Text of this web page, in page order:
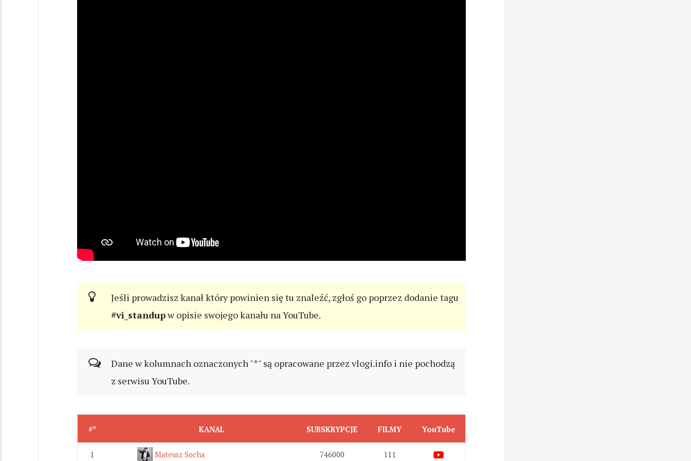
Jeśli prowadzisz kanał który powinien się tu znaleźć, zgłoś go poprzez dodanie tagu
#vi_standupw opisie swojego kanału na YouTube.
Dane w kolumnach oznaczonych "*" są opracowane przez vlogi.info i nie pochodzą
z serwisu YouTube.
#* KANAL SUBSKRYPCJE FILMY YouTube
1 Mateusz Socha 746000 111